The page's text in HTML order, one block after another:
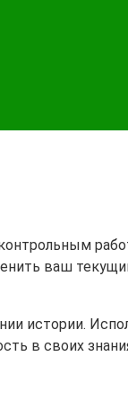
ваш
истории.
в своих